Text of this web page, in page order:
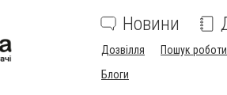
Новини
Дозвілля Пошук роботи
Блоги